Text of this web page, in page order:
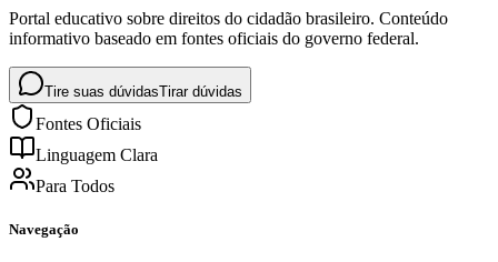
Portal educativo sobre direitos do cidadão brasileiro. Conteúdo
informativo baseado em fontes oficiais do governo federal.
Tire suas dúvidasTirar dúvidas
Fontes Oficiais
Linguagem Clara
Para Todos
Navegação